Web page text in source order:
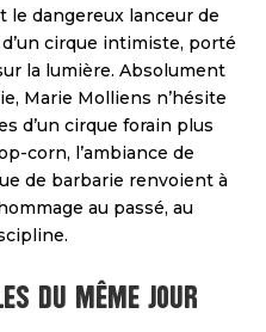
le dangereux lanceur de
cirque intimiste, porté
la lumière. Absolument
Marie Molliens n’hésite
d’un cirque forain plus
corn, l’ambiance de
de barbarie renvoient à
au passé, au
du même jour